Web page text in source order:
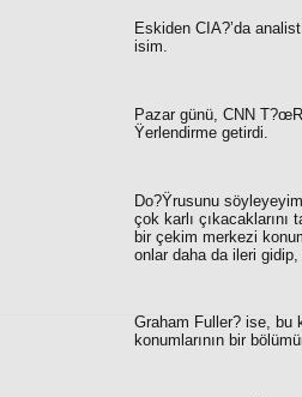
Eskiden CIA?’da
isim.
Pazar günü, CNN
Ÿerlendirme getirdi.
Do?Ÿrusunu
çok karlı çıkacaklarını
bir çekim merkezi
onlar daha da ileri gidip,
Graham Fuller? ise, bu
konumlarının bir